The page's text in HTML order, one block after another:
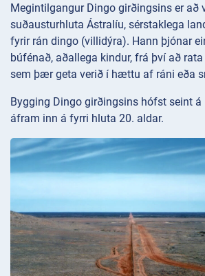
Megintilgangur Dingo girðingsins er að
suðausturhluta Ástralíu, sérstaklega
fyrir rán dingo (villidýra). Hann þjónar
búfénað, aðallega kindur, frá því að
sem þær geta verið í hættu af ráni eða
Bygging Dingo girðingsins hófst seint á
áfram inn á fyrri hluta 20. aldar.